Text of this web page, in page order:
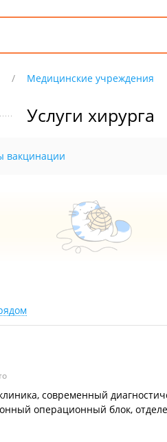
Медицинские учреждения
Услуги хирурга
вакцинации
современный
операционный блок,